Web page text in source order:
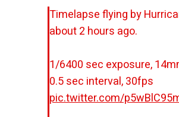
Timelapse flying by Hurricane Milton
about 2 hours ago.
1/6400 sec exposure,
0.5 sec interval, 30fps
pic.twitter.com/